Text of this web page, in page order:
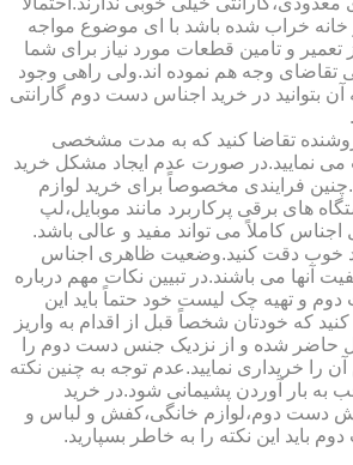
خانه خراب شده باشد با ای موضوع مواجه
تعمیر و تامین قطعات مورد نیاز برای شما
تقاضای وجه هم نموده اند.ولی راهی وجود
آن بتوانید در خرید اجناس دست دوم گارانتی
تقاضا کنید که به مدت مشخصی
نمایید.در صورت عدم ایجاد مشکل خرید
فرایندی مخصوصاً برای خرید لوازم
های برقی پرکاربرد مانند موبایل،لپ
اجناس کاملاً می تواند مفید و عالی باشد.
خوب دقت کنید.وضعیت ظاهری اجناس
آنها می باشند.در تبیین نکات مهم درباره
و تهیه چک لیست خود حتماً باید این
کنید که خودتان شخصاً قبل از اقدام به واریز
حاضر شده و از نزدیک جنس دست دوم را
را خریداری نمایید.عدم توجه به چنین نکته
به بار آوردن پشیمانی شود.در خرید
دست دوم،لوازم خانگی،کفش و لباس و
باید این نکته را به خاطر بسپارید.